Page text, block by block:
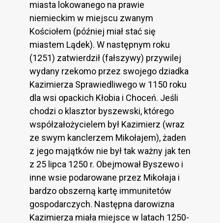
miasta lokowanego na prawie
niemieckim w miejscu zwanym
Kościołem (później miał stać się
miastem Lądek). W następnym roku
(1251) zatwierdził (fałszywy) przywilej
wydany rzekomo przez swojego dziadka
Kazimierza Sprawiedliwego w 1150 roku
dla wsi opackich Kłobia i Choceń. Jeśli
chodzi o klasztor byszewski, którego
współzałożycielem był Kazimierz (wraz
ze swym kanclerzem Mikołajem), żaden
z jego majątków nie był tak ważny jak ten
z 25 lipca 1250 r. Obejmował Byszewo i
inne wsie podarowane przez Mikołaja i
bardzo obszerną kartę immunitetów
gospodarczych. Następna darowizna
Kazimierza miała miejsce w latach 1250-